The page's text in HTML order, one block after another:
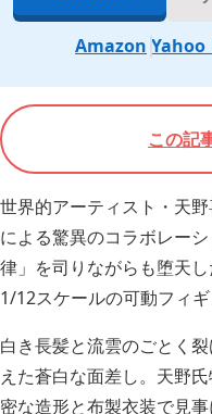
Amazon Yahoo
この記
世界的アーティスト・天
による驚異のコラボレー
律」を司りながらも堕天
1/12スケールの可動フィ
白き長髪と流雲のごとく
えた蒼白な面差し。天野
密な造形と布製衣装で見事